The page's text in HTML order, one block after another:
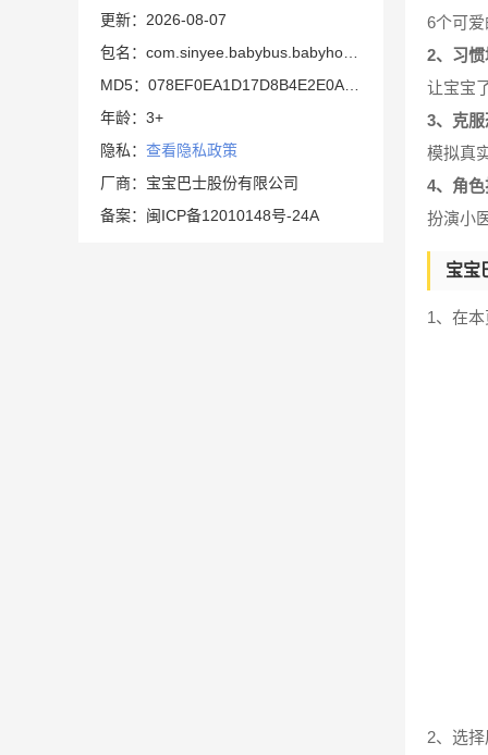
更新：2026-08-07
年龄：3+
隐私： 查看隐私政策
厂商：宝宝巴士股份有限公司
备案：闽ICP备12010148号-24A
6个可
2、习
让宝宝
3、克
模拟真
4、角
扮演小
宝宝
1、在
2、选